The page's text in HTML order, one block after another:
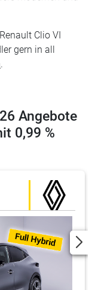
Clio VI
gern in all
.
Angebote
0,99 %